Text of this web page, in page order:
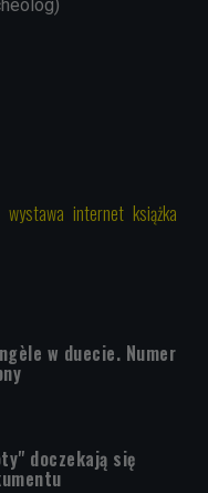
wystawa internet książka
w duecie. Numer
doczekają się